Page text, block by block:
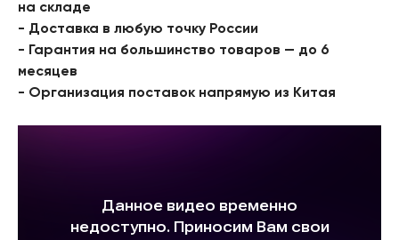
на складе
- Доставка в любую точку России
- Гарантия на большинство товаров — до 6
месяцев
- Организация поставок напрямую из Китая